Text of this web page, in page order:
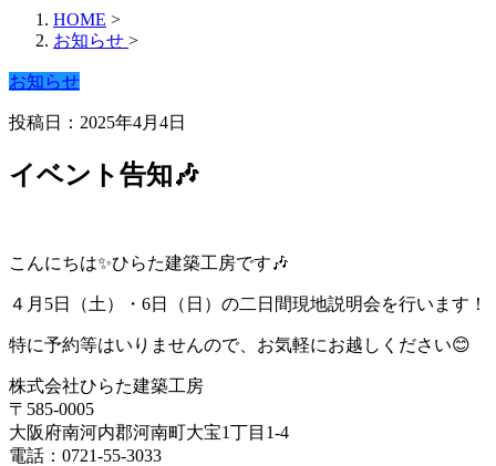
HOME >
お知らせ >
お知らせ
投稿日：2025年4月4日
イベント告知🎶
こんにちは✨ひらた建築工房です🎶
４月5日（土）・6日（日）の二日間現地説明会を行います！
特に予約等はいりませんので、お気軽にお越しください😊
株式会社ひらた建築工房
〒585-0005
大阪府南河内郡河南町大宝1丁目1-4
電話：0721-55-3033